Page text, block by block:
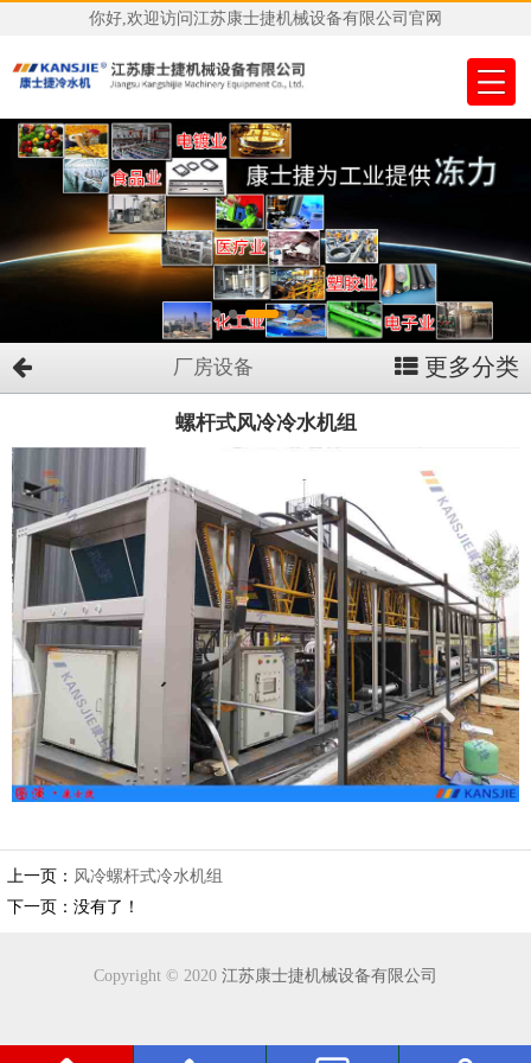
你好,欢迎访问江苏康士捷机械设备有限公司官网
厂房设备 更多分类
螺杆式风冷冷水机组
上一页： 风冷螺杆式冷水机组
下一页：没有了！
Copyright © 2020 江苏康士捷机械设备有限公司